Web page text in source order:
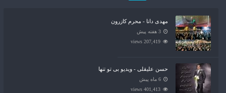
مهدی دانا - محرم کازرون
3 هفته پیش
207,419 views
حسن علیقلی - ویدیو بی تو تنها
6 ماه پیش
401,413 views